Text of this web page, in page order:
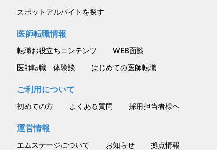
スポットアルバイトを探す
医師転職情報
転職お役立ちコンテンツ
WEB面談
医師転職 体験談
はじめての医師転職
ご利用について
初めての方 よくある質問 採用担当者様へ
運営情報
エムステージについて お知らせ 拠点情報